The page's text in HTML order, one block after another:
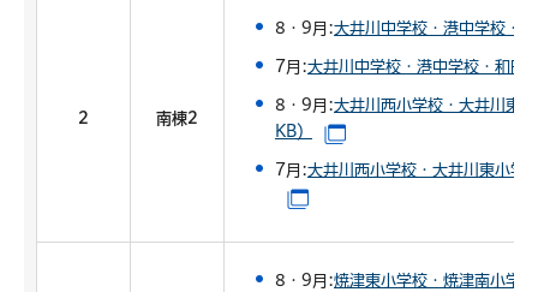
2 南棟2
8・9月:大井川中学校・港中学校・
7月:大井川中学校・港中学校・和田
8・9月:大井川西小学校・大井川東
KB）
7月:大井川西小学校・大井川東小学
8・9月:焼津東小学校・焼津南小学